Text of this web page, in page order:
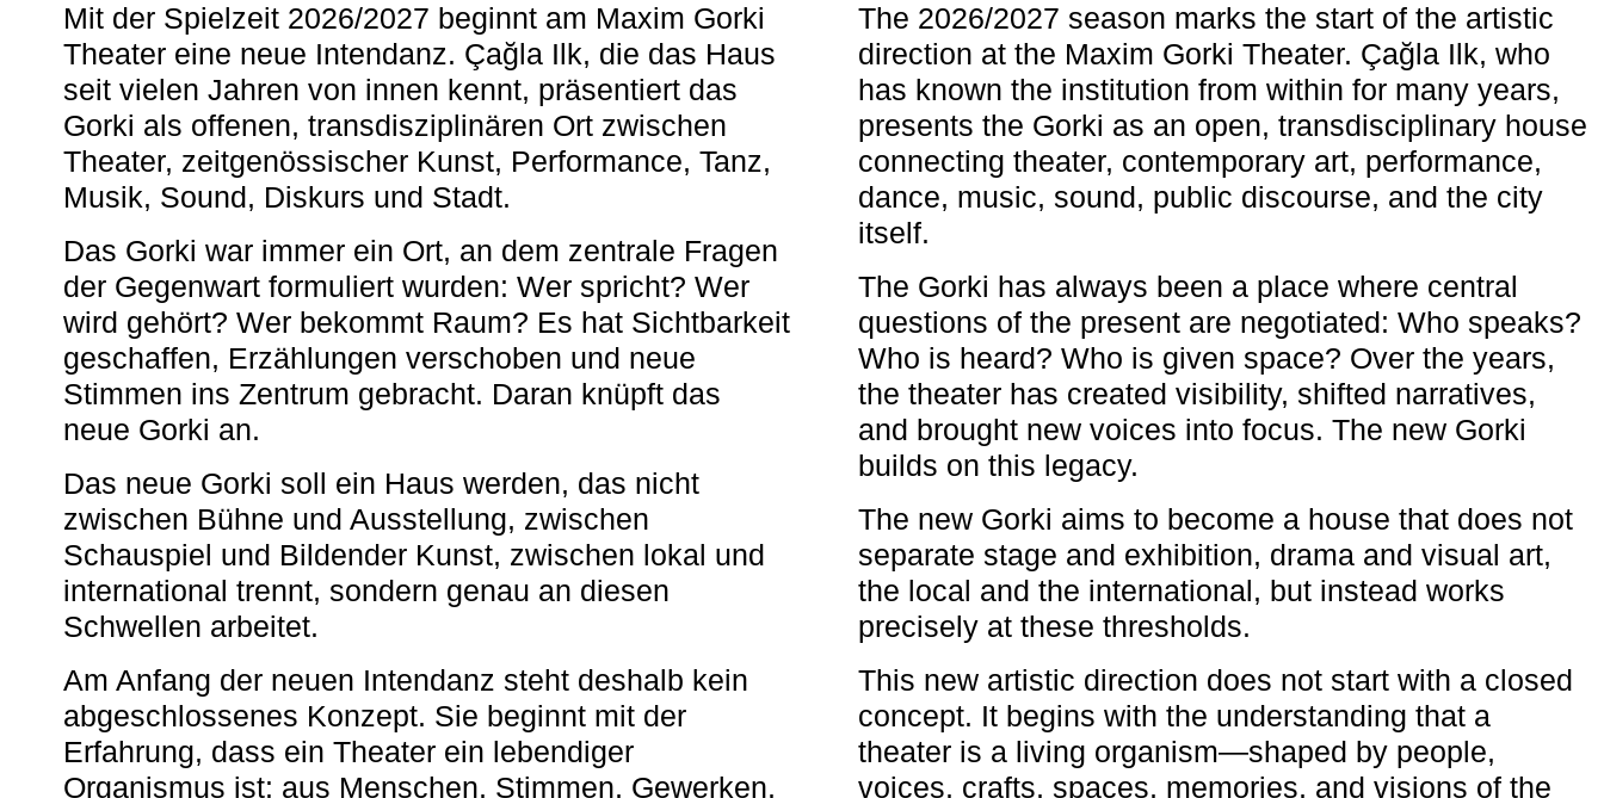
Mit der Spielzeit 2026/2027 beginnt am Maxim Gorki
Theater eine neue Intendanz. Çağla Ilk, die das Haus
seit vielen Jahren von innen kennt, präsentiert das
Gorki als offenen, transdisziplinären Ort zwischen
Theater, zeitgenössischer Kunst, Performance, Tanz,
Musik, Sound, Diskurs und Stadt.
Das Gorki war immer ein Ort, an dem zentrale Fragen
der Gegenwart formuliert wurden: Wer spricht? Wer
wird gehört? Wer bekommt Raum? Es hat Sichtbarkeit
geschaffen, Erzählungen verschoben und neue
Stimmen ins Zentrum gebracht. Daran knüpft das
neue Gorki an.
Das neue Gorki soll ein Haus werden, das nicht
zwischen Bühne und Ausstellung, zwischen
Schauspiel und Bildender Kunst, zwischen lokal und
international trennt, sondern genau an diesen
Schwellen arbeitet.
Am Anfang der neuen Intendanz steht deshalb kein
abgeschlossenes Konzept. Sie beginnt mit der
Erfahrung, dass ein Theater ein lebendiger
Organismus ist: aus Menschen, Stimmen, Gewerken,
The 2026/2027 season marks the start of the artistic
direction at the Maxim Gorki Theater. Çağla Ilk, who
has known the institution from within for many years,
presents the Gorki as an open, transdisciplinary house
connecting theater, contemporary art, performance,
dance, music, sound, public discourse, and the city
itself.
The Gorki has always been a place where central
questions of the present are negotiated: Who speaks?
Who is heard? Who is given space? Over the years,
the theater has created visibility, shifted narratives,
and brought new voices into focus. The new Gorki
builds on this legacy.
The new Gorki aims to become a house that does not
separate stage and exhibition, drama and visual art,
the local and the international, but instead works
precisely at these thresholds.
This new artistic direction does not start with a closed
concept. It begins with the understanding that a
theater is a living organism—shaped by people,
voices, crafts, spaces, memories, and visions of the